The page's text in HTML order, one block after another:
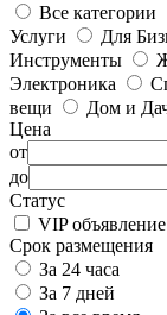
Все категории
Услуги
Для
Инструменты
Электроника
вещи
Дом и
Цена
от
до
Статус
VIP объявление
Срок размещения
За 24 часа
За 7 дней